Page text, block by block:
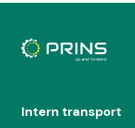
Intern transport